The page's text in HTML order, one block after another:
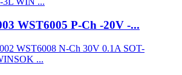
WST6005 P-Ch -20V -...